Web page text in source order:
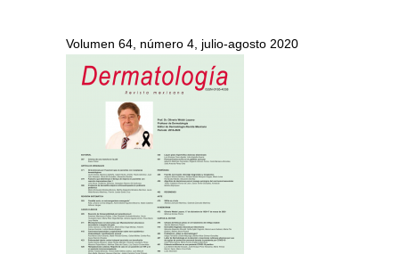
Volumen 64, número 4, julio-agosto 2020